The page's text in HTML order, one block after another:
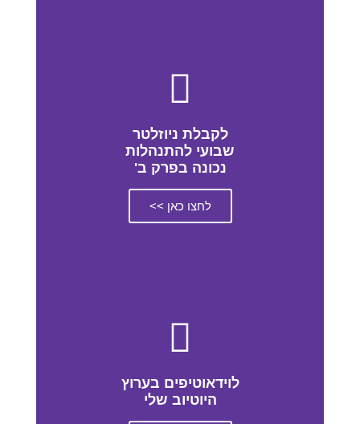
לקבלת ניוזלטר
שבועי להתנהלות
נכונה בפרק ב'
לחצו כאן >>
לוידאוטיפים בערוץ
היוטיוב שלי